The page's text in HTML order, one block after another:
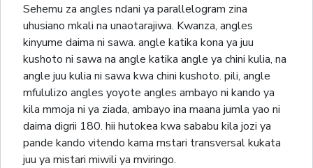
Sehemu za angles ndani ya parallelogram zina
uhusiano mkali na unaotarajiwa. Kwanza, angles
kinyume daima ni sawa. angle katika kona ya juu
kushoto ni sawa na angle katika angle ya chini kulia, na
angle juu kulia ni sawa kwa chini kushoto. pili, angle
mfululizo angles yoyote angles ambayo ni kando ya
kila mmoja ni ya ziada, ambayo ina maana jumla yao ni
daima digrii 180. hii hutokea kwa sababu kila jozi ya
pande kando vitendo kama mstari transversal kukata
juu ya mistari miwili ya mviringo.